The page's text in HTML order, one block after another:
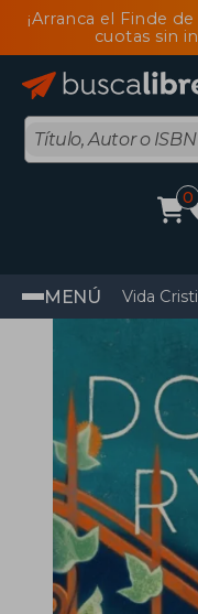
¡Arranca el Finde
cuotas sin
0
MENÚ Vida